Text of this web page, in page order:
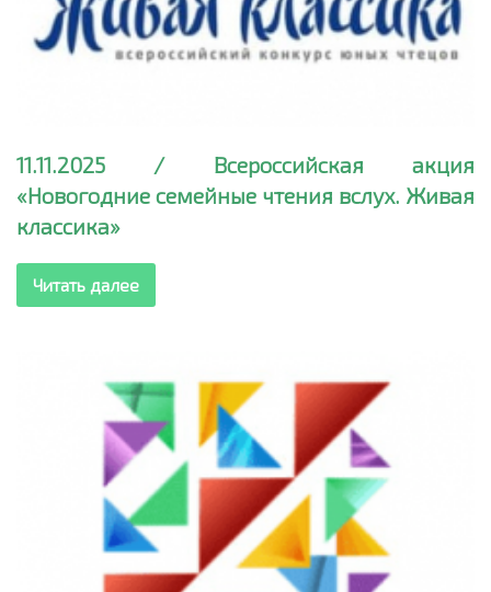
11.11.2025 / Всероссийская акция
«Новогодние семейные чтения вслух. Живая
классика»
Читать далее